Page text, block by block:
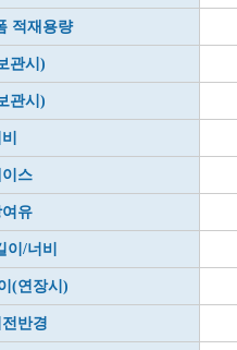
적재용량
관시)
관시)
스
유
이/너비
(연장시)
반경